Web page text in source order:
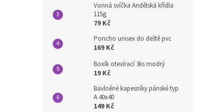
Vonná svíčka Andělská křídla
115g
79 Kč
Poncho unisex do deště pvc
169 Kč
Boxík otevírací 3ks modrý
19 Kč
Bavlněné kapesníky pánské typ
A 40x40
149 Kč